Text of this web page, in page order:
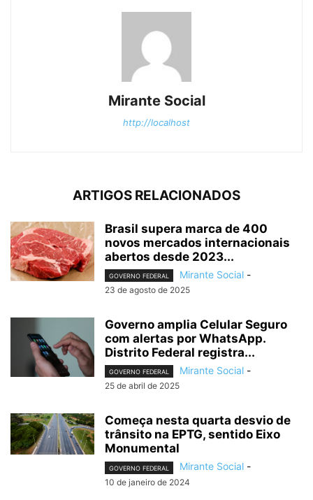
Mirante Social
http://localhost
ARTIGOS RELACIONADOS
Brasil supera marca de 400
novos mercados internacionais
abertos desde 2023...
GOVERNO FEDERAL Mirante Social -
23 de agosto de 2025
Governo amplia Celular Seguro
com alertas por WhatsApp.
Distrito Federal registra...
GOVERNO FEDERAL Mirante Social -
25 de abril de 2025
Começa nesta quarta desvio de
trânsito na EPTG, sentido Eixo
Monumental
GOVERNO FEDERAL Mirante Social -
10 de janeiro de 2024